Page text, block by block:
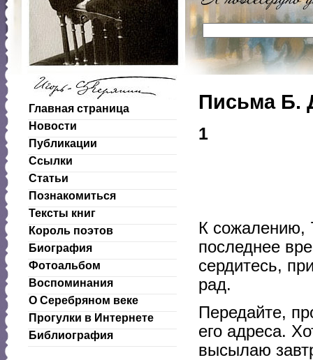
Главная страница
Новости
Публикации
Ссылки
Статьи
Познакомиться
Тексты книг
Король поэтов
Биография
Фотоальбом
Воспоминания
О Серебряном веке
Прогулки в Интернете
Библиография
Письма Б.
1
К сожалению,
последнее
сердитесь,
рад.
Передайте,
его адреса.
высылаю